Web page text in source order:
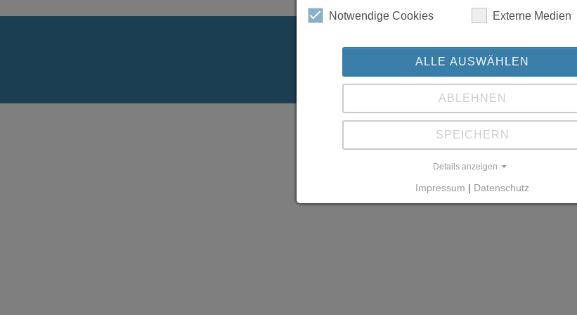
Running withTYPO3andBootstrap Package
Notwendige Cookies Externe Medien
ALLE AUSWÄHLEN
ABLEHNEN
SPEICHERN
Details anzeigen
Impressum | Datenschutz